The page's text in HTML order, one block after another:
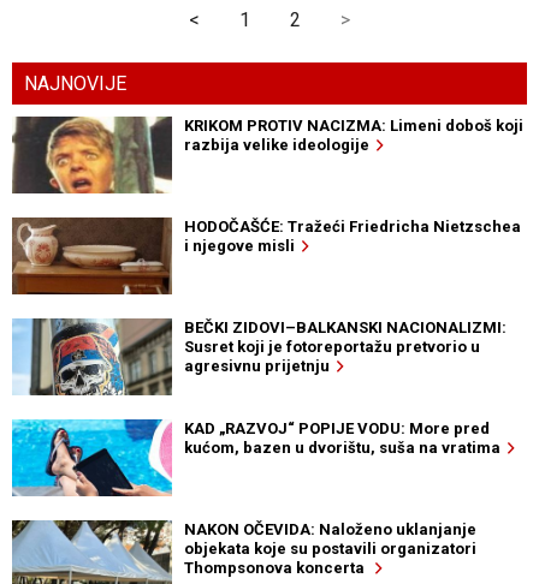
< 1 2 >
NAJNOVIJE
KRIKOM PROTIV NACIZMA: Limeni doboš koji
razbija velike ideologije
HODOČAŠĆE: Tražeći Friedricha Nietzschea
i njegove misli
BEČKI ZIDOVI–BALKANSKI NACIONALIZMI:
Susret koji je fotoreportažu pretvorio u
agresivnu prijetnju
KAD „RAZVOJ“ POPIJE VODU: More pred
kućom, bazen u dvorištu, suša na vratima
NAKON OČEVIDA: Naloženo uklanjanje
objekata koje su postavili organizatori
Thompsonova koncerta